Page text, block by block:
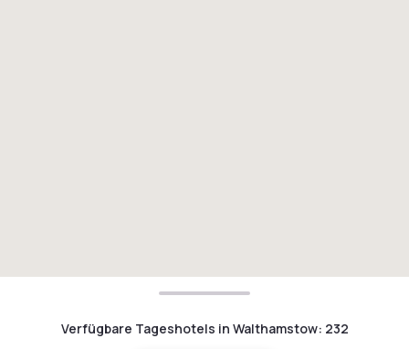
Verfügbare Tageshotels in Walthamstow: 232